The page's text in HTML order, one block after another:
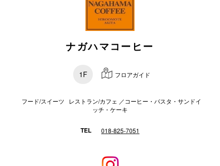
ナガハマコーヒー
1F フロアガイド
フード/スイーツ レストラン/カフェ ／コーヒー・パスタ・サンドイ
ッチ・ケーキ
TEL 018-825-7051